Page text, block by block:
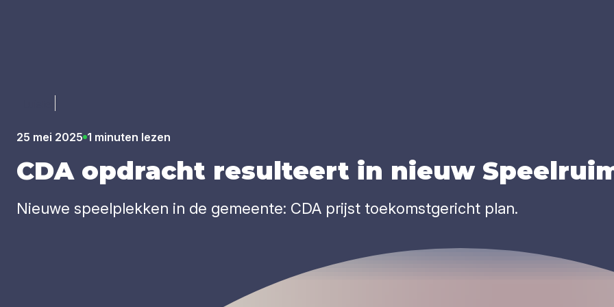
25 mei 2025 1 minuten lezen
CDAopdracht resul­teert in nieuw
Nieuwe speelplekken in de gemeente: CDA prijst toekomstgericht plan.